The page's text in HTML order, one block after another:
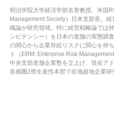
明治学院大学経済学部名誉教授。米国
Management Society）日本支部長。
織論が研究領域。特に経営戦略論では
ンピテンシー）を日本の老舗の実態調
の関心から企業存続リスクに関心を持
ト（ERM: Enterprise Risk
中央支部老舗企業塾を立上げ、現在ア
首都圏2県生産性本部で在地超地企業研